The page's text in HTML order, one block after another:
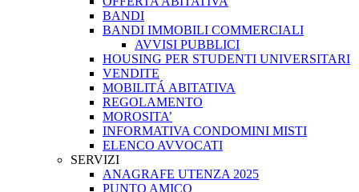
BANDI
BANDI IMMOBILI COMMERCIALI
AVVISI PUBBLICI
HOUSING PER STUDENTI UNIVERSITARI
VENDITE
MOBILITÁ ABITATIVA
REGOLAMENTO
MOROSITA’
INFORMATIVA CONDOMINI MISTI
ELENCO AVVOCATI
SERVIZI
ANAGRAFE UTENZA 2025
PUNTO AMICO